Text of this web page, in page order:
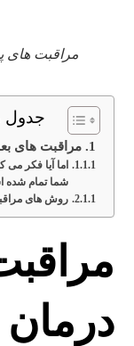
مراقبت های
جدول
مراقبت های
اما آیا فکر می
شما تمام شده
روش های